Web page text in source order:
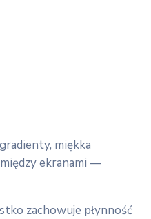
miękka
ekranami —
zachowuje płynność